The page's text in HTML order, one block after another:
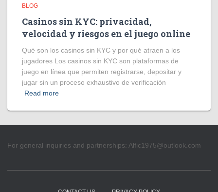
BLOG
Casinos sin KYC: privacidad,
velocidad y riesgos en el juego online
Qué son los casinos sin KYC y por qué atraen a los
jugadores Los casinos sin KYC son plataformas de
juego en línea que permiten registrarse, depositar y
jugar sin un proceso exhaustivo de verificación
Read more
For general inquiries and partnerships: Alfic1975@outlook.com